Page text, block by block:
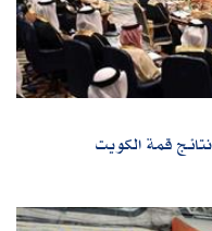
قمة الكويت